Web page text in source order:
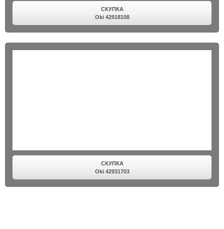
СКУПКА
Oki 42918108
СКУПКА
Oki 42931703